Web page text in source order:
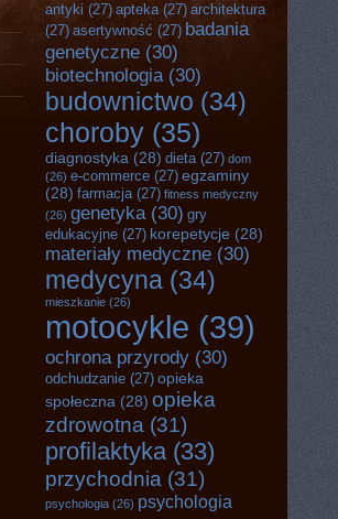
antyki (27) apteka(27) architektura
(27) asertywność (27) badania
genetyczne (30)
biotechnologia(30)
budownictwo (34)
choroby (35)
diagnostyka (28) dieta(27) dom
(26) e-commerce (27) egzaminy
(28) farmacja(27) fitness medyczny
(26) genetyka(30) gry
edukacyjne (27) korepetycje (28)
materiały medyczne (30)
medycyna (34)
mieszkanie (26)
motocykle (39)
ochrona przyrody (30)
odchudzanie (27) opieka
społeczna (28) opieka
zdrowotna (31)
profilaktyka(33)
przychodnia (31)
psychologia (26) psychologia